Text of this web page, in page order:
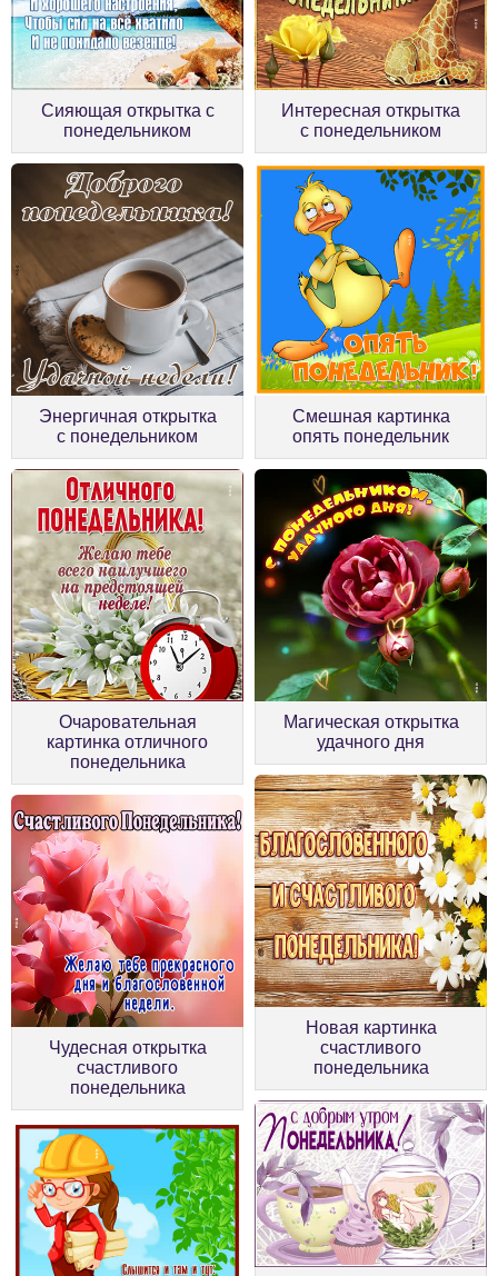
Сияющая открытка с
понедельником
Интересная открытка
с понедельником
Энергичная открытка
с понедельником
Смешная картинка
опять понедельник
Очаровательная
картинка отличного
понедельника
Магическая открытка
удачного дня
Чудесная открытка
счастливого
понедельника
Новая картинка
счастливого
понедельника